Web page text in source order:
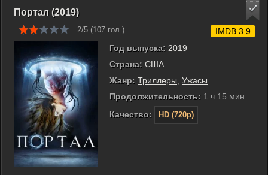
Портал (2019)
2/5 (107 гол.)
Год выпуска: 2019
Страна: США
Жанр: Триллеры Ужасы
Продолжительность: 1 ч 15 мин
Качество:
HD (720p)
IMDB 3.9